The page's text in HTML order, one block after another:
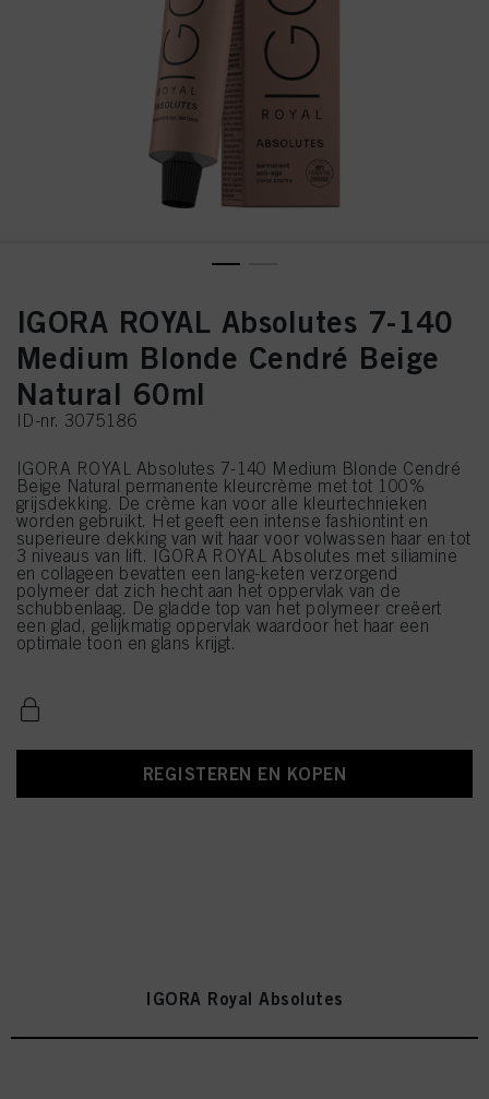
IGORA ROYAL Absolutes 7-140
Medium Blonde Cendré Beige
Natural 60ml
ID-nr. 3075186
IGORA ROYAL Absolutes 7-140 Medium Blonde Cendré
Beige Natural permanente kleurcrème met tot 100%
grijsdekking. De crème kan voor alle kleurtechnieken
worden gebruikt. Het geeft een intense fashiontint en
superieure dekking van wit haar voor volwassen haar en tot
3 niveaus van lift. IGORA ROYAL Absolutes met siliamine
en collageen bevatten een lang-keten verzorgend
polymeer dat zich hecht aan het oppervlak van de
schubbenlaag. De gladde top van het polymeer creëert
een glad, gelijkmatig oppervlak waardoor het haar een
optimale toon en glans krijgt.
REGISTEREN EN KOPEN
IGORA Royal Absolutes